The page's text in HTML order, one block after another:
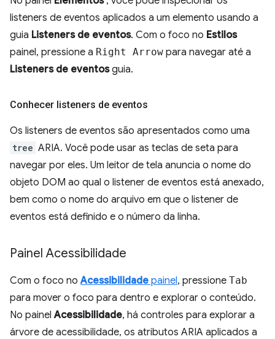
listeners de eventos aplicados a um elemento usando a
guia Listeners de eventos. Com o foco no Estilos
painel, pressione a Right Arrow para navegar até a
Listeners de eventosguia.
Conhecer listeners de eventos
Os listeners de eventos são apresentados como uma
tree ARIA. Você pode usar as teclas de seta para
navegar por eles. Um leitor de tela anuncia o nome do
objeto DOM ao qual o listener de eventos está anexado,
bem como o nome do arquivo em que o listener de
eventos está definido e o número da linha.
Painel Acessibilidade
Com o foco noAcessibilidade painel, pressione Tab
para mover o foco para dentro e explorar o conteúdo.
No painelAcessibilidade, há controles para explorar a
árvore de acessibilidade, os atributos ARIA aplicados a